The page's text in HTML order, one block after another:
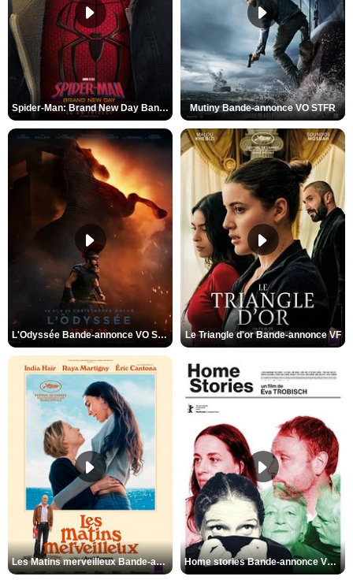
Spider-Man: Brand New Day Bande-annonce VO STFR Mutiny Bande-annonce VO STFR
L'Odyssée Bande-annonce VO STFR Le Triangle d'or Bande-annonce VF
Les Matins merveilleux Bande-annonce VF Home stories Bande-annonce VO STFR